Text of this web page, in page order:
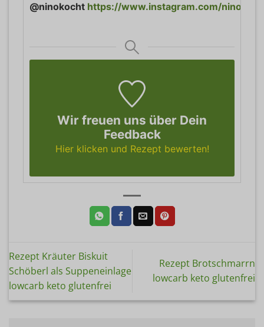
@ninokocht https://www.instagram.com/
Wir freuen uns über Dein
Feedback
Hier klicken und Rezept bewerten!
Rezept Kräuter Biskuit
Schöberl als Suppeneinlage
lowcarb keto glutenfrei
Rezept Brotschmarrn
lowcarb keto glutenfrei